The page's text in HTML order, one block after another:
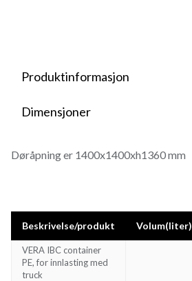
Produktinformasjon
Dimensjoner
Døråpning er 1400x1400xh1360 mm
Beskrivelse/produkt Volum(liter)
VERA IBC container
PE, for innlasting med
truck